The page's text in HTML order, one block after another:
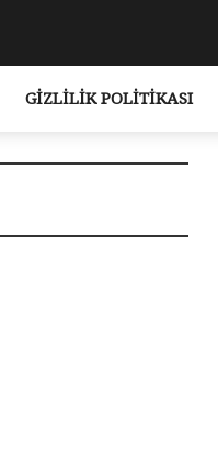
GIZLILIK POLITIKASI